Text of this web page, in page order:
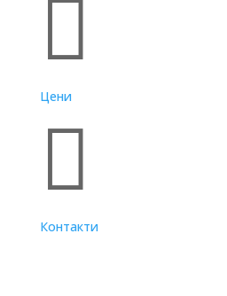

Цени

Контакти